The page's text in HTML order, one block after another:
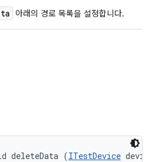
아래의 경로 목록을 설정합니다.
deleteData (ITestDevice